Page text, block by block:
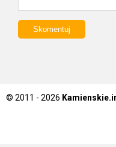
© 2011 - 2026